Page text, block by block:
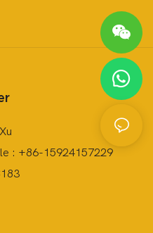
: +86-15924157229